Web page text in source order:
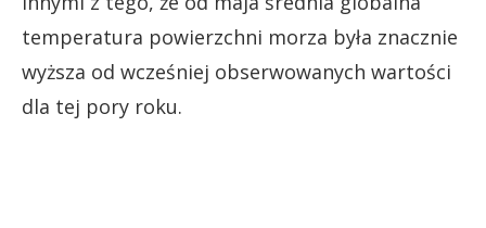
temperatura powierzchni morza była znacznie
wyższa od wcześniej obserwowanych wartości
dla tej pory roku.